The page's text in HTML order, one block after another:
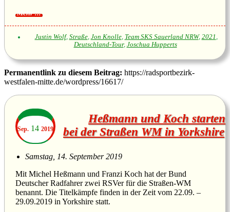
Justin Wolf, Straße, Jon Knolle, Team SKS Sauerland NRW, 2021 ,
Deutschland-Tour, Joschua Hupperts
Permanentlink zu diesem Beitrag: https://radsportbezirk-
westfalen-mitte.de/wordpress/16617/
Sep. 14 2019
Heßmann und Koch starten
bei der Straßen WM in Yorkshire
Samstag, 14. September 2019
Mit Michel Heßmann und Franzi Koch hat der Bund
Deutscher Radfahrer zwei RSVer für die Straßen-WM
benannt. Die Titelkämpfe finden in der Zeit vom 22.09. –
29.09.2019 in Yorkshire statt.